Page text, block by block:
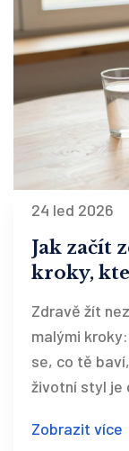
24 led 2026
Jak začít
kroky,
Zdravě žít
malými
se, co tě
životní styl je
Zobrazit více